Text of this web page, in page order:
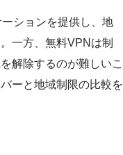
ションを提供し、地
一方、無料VPNは制
解除するのが難しいこ
ーと地域制限の比較を